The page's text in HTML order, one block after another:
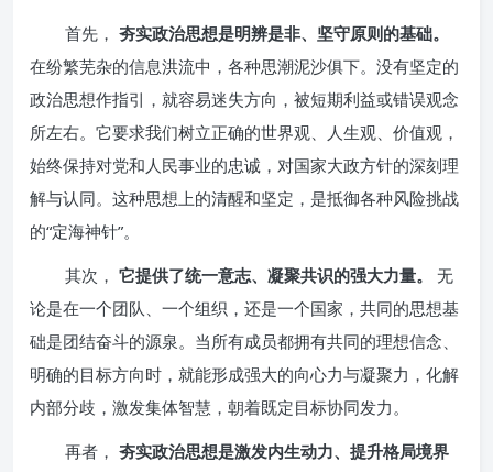
首先， 夯实政治思想是明辨是非、坚守原则的基础。
在纷繁芜杂的信息洪流中，各种思潮泥沙俱下。没有坚定的
政治思想作指引，就容易迷失方向，被短期利益或错误观念
所左右。它要求我们树立正确的世界观、人生观、价值观，
始终保持对党和人民事业的忠诚，对国家大政方针的深刻理
解与认同。这种思想上的清醒和坚定，是抵御各种风险挑战
的“定海神针”。
其次， 它提供了统一意志、凝聚共识的强大力量。
无
论是在一个团队、一个组织，还是一个国家，共同的思想基
础是团结奋斗的源泉。当所有成员都拥有共同的理想信念、
明确的目标方向时，就能形成强大的向心力与凝聚力，化解
内部分歧，激发集体智慧，朝着既定目标协同发力。
再者， 夯实政治思想是激发内生动力、提升格局境界